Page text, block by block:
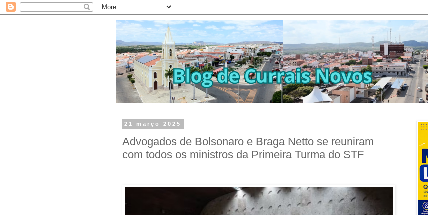
21 março 2025
Advogados de Bolsonaro e Braga Netto se reuniram
com todos os ministros da Primeira Turma do STF